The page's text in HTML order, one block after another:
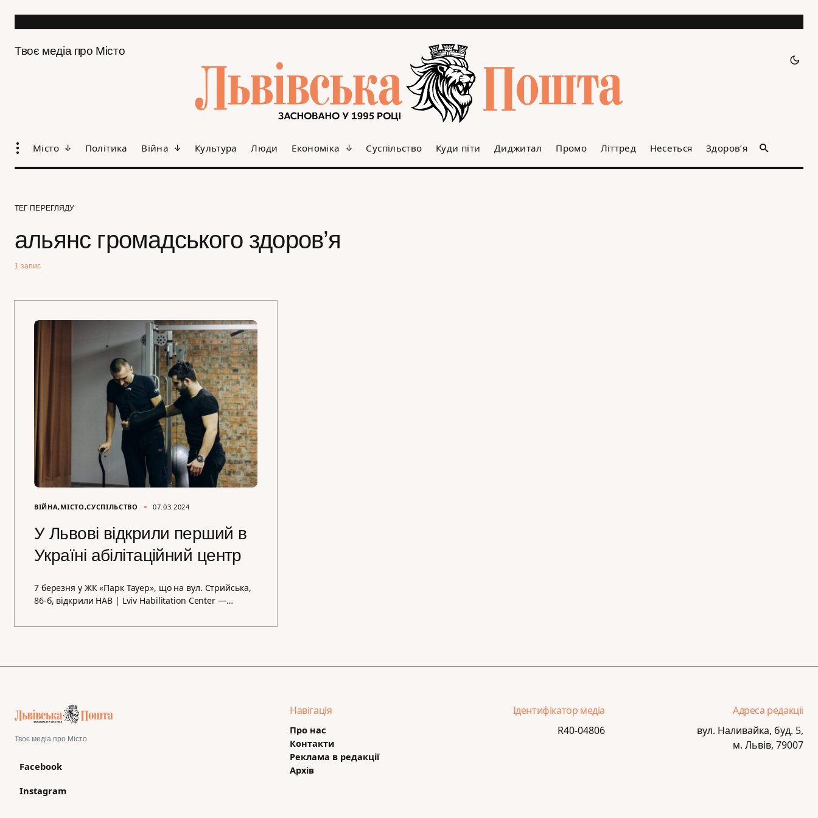
Твоє медіа про Місто
Місто Політика Війна Культура Люди Економіка Суспільство Куди піти Диджитал Промо Літтред Несеться Здоров’я
ТЕГ ПЕРЕГЛЯДУ
альянс громадського здоров’я
1 запис
ВІЙНА МІСТО СУСПІЛЬСТВО 07.03.2024
У Львові відкрили перший в
Україні абілітаційний центр
7 березня у ЖК «Парк Тауер», що на вул. Стрийська,
86-б, відкрили HAB | Lviv Habilitation Center —…
Твоє медіа про Місто
Facebook
Instagram
Навігація
Про нас
Контакти
Реклама в редакції
Архів
Ідентифікатор медіа
R40-04806
Адреса редакції
вул. Наливайка, буд. 5,
м. Львів, 79007